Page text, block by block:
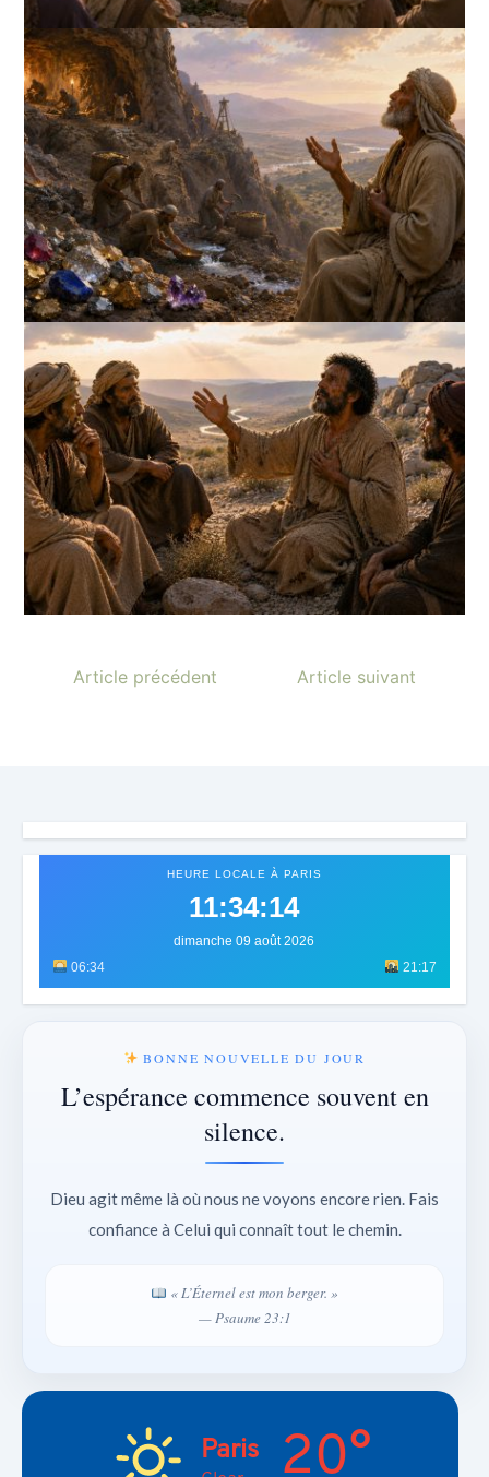
Article précédent Article suivant
HEURE LOCALE À PARIS
11:34:17
dimanche 09 août 2026
06:34
21:17
BONNE NOUVELLE DU JOUR
L’espérance commence souvent en
silence.
Dieu agit même là où nous ne voyons encore rien. Fais
confiance à Celui qui connaît tout le chemin.
« L’Éternel est mon berger. »
— Psaume 23:1
Paris 20°